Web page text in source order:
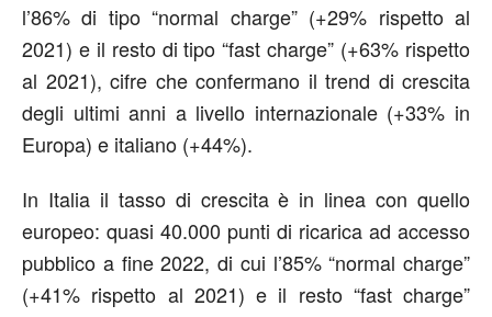
l’86% di tipo “normal charge” (+29% rispetto al
2021) e il resto di tipo “fast charge” (+63% rispetto
al 2021), cifre che confermano il trend di crescita
degli ultimi anni a livello internazionale (+33% in
Europa) e italiano (+44%).
In Italia il tasso di crescita è in linea con quello
europeo: quasi 40.000 punti di ricarica ad accesso
pubblico a fine 2022, di cui l’85% “normal charge”
(+41% rispetto al 2021) e il resto “fast charge”